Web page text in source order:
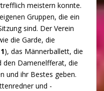
meistern konnte.
Gruppen, die ein
sind. Der Verein
die Garde, die
), das Männerballett, die
den Damenelfferat, die
und ihr Bestes geben.
und -